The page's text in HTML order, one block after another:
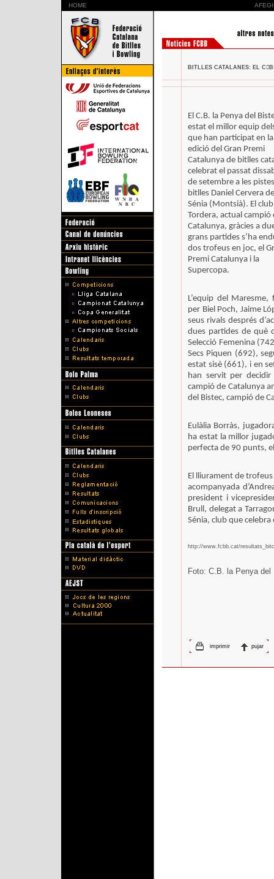
HOME
BITLLES CATALANES: EL
El C.B. la Penya del
estat el millor equip
que han participat en
edició del Gran Premi
Catalunya de bitlles
celebrat el passat
de setembre a les
bitlles Daniel Cervera
Sénia (Montsià). El
Tordera, actual campió
Catalunya, gràcies a
grans partides s’ha
dos trofeus en joc, el
Premi Catalunya i la
Supercopa.
L’equip del Maresme,
per Biel Poch, Jaime
seus rivals després
dues partides de què
Selecció Femenina
Secs Piquen (692),
estat sisè (661), i en
han servit per decidir
campió de Catalunya
del Bistec, campió de
Eulàlia Borràs,
ha estat la millor
perfecta de 90 punts,
El lliurament de
acompanyada
president i
Brull, delegat a
Sénia, club que
http://www.fcbb.cat/
Foto: C.B. la Penya
imprimir pujar